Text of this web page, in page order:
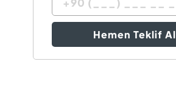
Hemen Teklif Al